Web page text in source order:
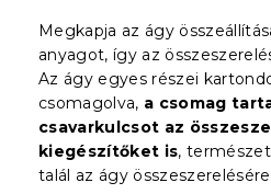
Megkapja az ágy
anyagot, így az
Az ágy egyes részei
csomagolva, a csomag
csavarkulcsot az
kiegészítőket is,
talál az ágy